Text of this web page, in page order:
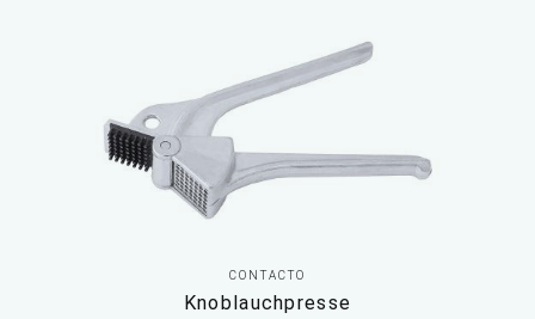
CONTACTO
Knoblauchpresse